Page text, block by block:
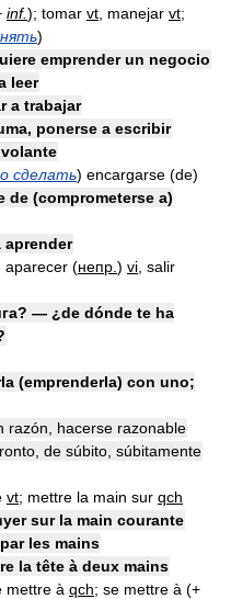
inf.); tomar vt , manejar vt;
)
emprender un negocio
leer
a trabajar
ponerse a escribir
сделать) encargarse (de)
de (comprometerse a)
aprender
aparecer (непр. ) vi , salir
— ¿de dónde te ha
(emprenderla) con uno;
hacerse razonable
de súbito, súbitamente
vt; mettre la main sur qch
sur la main courante
les mains
la tête à deux mains
mettre à qch; se mettre à (+